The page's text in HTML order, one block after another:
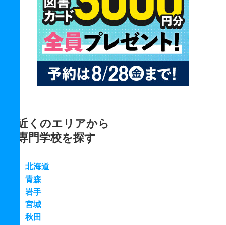
近くのエリアから
専門学校を探す
北海道
青森
岩手
宮城
秋田